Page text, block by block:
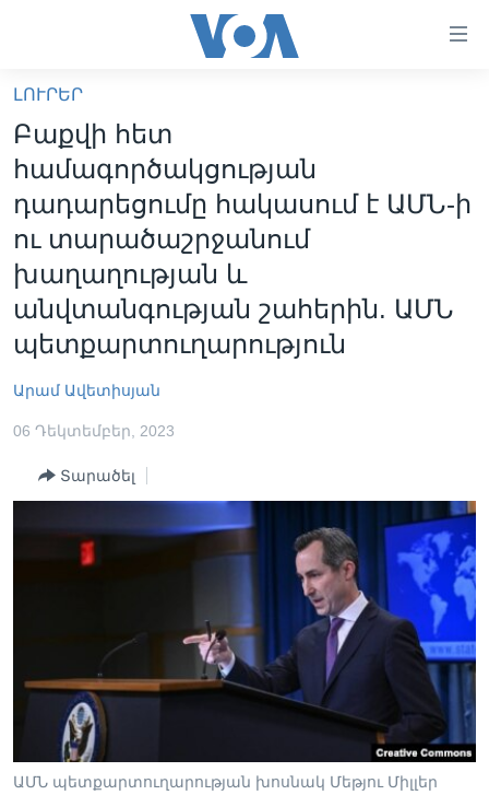
հիմնական
բովանդակությանը
անցնել
բովանդակությանը
հիմնական
բովանդակություն
ԼՈՒՐԵՐ
ՏԵՍԱՆՅՈՒԹԵՐ
ՖԻԼՄԵՐ
ՖԻԼՄԵՐ
IN ENGLISH
ՄԵՐ ՄԱՍԻՆ
ՄԵՐ ՄԱՍԻՆ
«ԱՄԵՐԻԿԱՅԻ ՁԱՅՆ»-Ի ԿԱՆՈՆԱԴՐՈՒԹՅՈՒՆ
ԿԱՊ ՄԵԶ ՀԵՏ
ՈՒԿՐԱԻՆԱԿԱՆ ՊԱՏԵՐԱԶՄ
ՀԵՏԵՒԵՔ ՄԵԶ
Լեզուներ
ԼՈՒՐԵՐ
Բաքվի հետ
համագործակցության
դադարեցումը հակասում է ԱՄՆ-ի
ու տարածաշրջանում
խաղաղության և
անվտանգության շահերին. ԱՄՆ
պետքարտուղարություն
Արամ Ավետիսյան
06 Դեկտեմբեր, 2023
Տարածել
ԱՄՆ պետքարտուղարության խոսնակ Մեթյու Միլլեր